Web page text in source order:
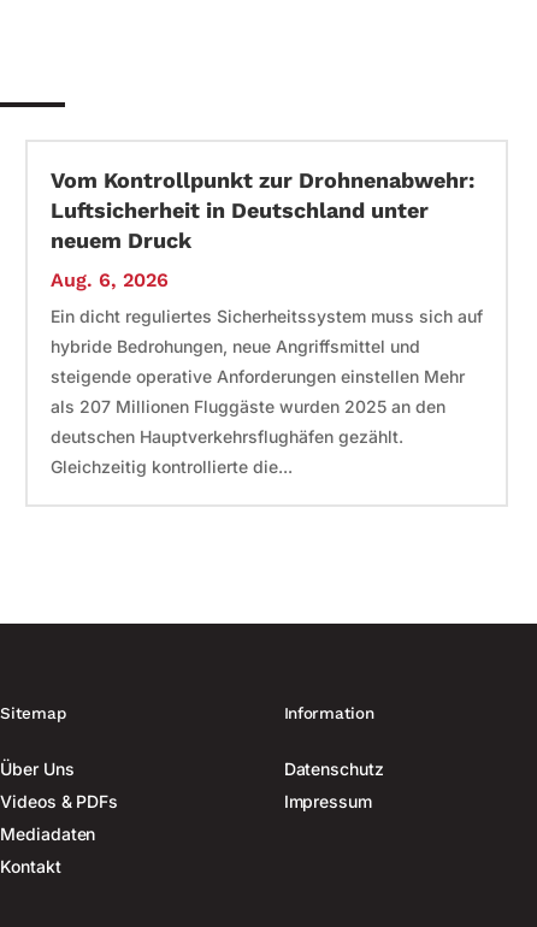
Vom Kontrollpunkt zur Drohnenabwehr:
Luftsicherheit in Deutschland unter
neuem Druck
Aug. 6, 2026
Ein dicht reguliertes Sicherheitssystem muss sich auf
hybride Bedrohungen, neue Angriffsmittel und
steigende operative Anforderungen einstellen Mehr
als 207 Millionen Fluggäste wurden 2025 an den
deutschen Hauptverkehrsflughäfen gezählt.
Gleichzeitig kontrollierte die...
Sitemap
Über Uns
Videos & PDFs
Mediadaten
Kontakt
Information
Datenschutz
Impressum